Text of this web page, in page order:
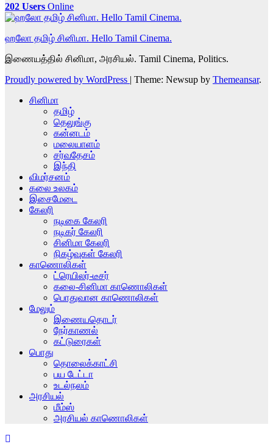
202 Users Online
ஹலோ தமிழ் சினிமா. Hello Tamil Cinema.
இணையத்தில் சினிமா, அரசியல். Tamil Cinema, Politics.
Proudly powered by WordPress | Theme: Newsup by Themeansar.
சினிமா
தமிழ்
தெலுங்கு
கன்னடம்
மலையாளம்
சர்வதேசம்
இந்தி
விமர்சனம்
கலை உலகம்
இசைமேடை
கேலரி
நடிகை கேலரி
நடிகர் கேலரி
சினிமா கேலரி
நிகழ்வுகள் கேலரி
காணொலிகள்
ட்ரெயிலர்-டீசர்
கலை-சினிமா காணொலிகள்
பொதுவான காணொலிகள்
மேலும்
இணையதொடர்
நேர்காணல்
கட்டுரைகள்
பொது
தொலைக்காட்சி
பய டேட்டா
உடல்நலம்
அரசியல்
மீம்ஸ்
அரசியல் காணொலிகள்